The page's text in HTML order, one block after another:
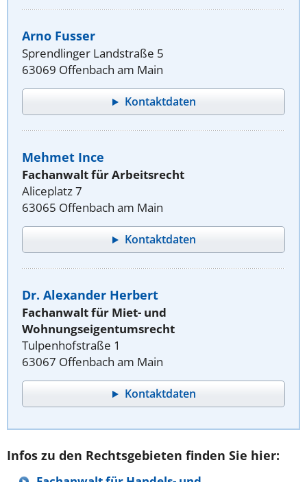
Arno Fusser
Sprendlinger Landstraße 5
63069 Offenbach am Main
Kontaktdaten
Mehmet Ince
Fachanwalt für Arbeitsrecht
Aliceplatz 7
63065 Offenbach am Main
Kontaktdaten
Dr. Alexander Herbert
Fachanwalt für Miet- und
Wohnungseigentumsrecht
Tulpenhofstraße 1
63067 Offenbach am Main
Kontaktdaten
Infos zu den Rechtsgebieten finden Sie hier: